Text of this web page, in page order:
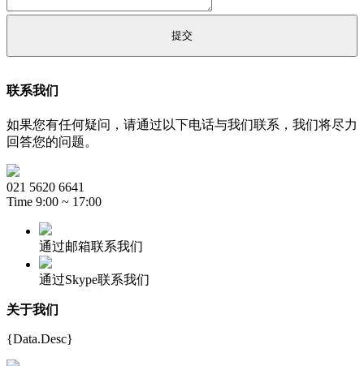
联系我们
如果您有任何疑问，请通过以下电话与我们联系，我们将尽力
回答您的问题。
021 5620 6641
Time 9:00 ~ 17:00
通过邮箱联系我们
通过Skype联系我们
关于我们
{Data.Desc}